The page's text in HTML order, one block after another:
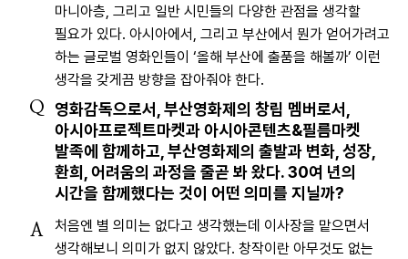
마니아층, 그리고 일반 시민들의 다양한 관점을 생각할
필요가 있다. 아시아에서, 그리고 부산에서 뭔가 얻어가려고
하는 글로벌 영화인들이 ‘올해 부산에 출품을 해볼까’ 이런
생각을 갖게끔 방향을 잡아줘야 한다.
Q 영화감독으로서, 부산영화제의 창립 멤버로서,
아시아프로젝트마켓과 아시아콘텐츠&필름마켓
발족에 함께하고, 부산영화제의 출발과 변화, 성장,
환희, 어려움의 과정을 줄곧 봐 왔다. 30여 년의
시간을 함께했다는 것이 어떤 의미를 지닐까?
A
처음엔 별 의미는 없다고 생각했는데 이사장을 맡으면서
생각해보니 의미가 없지 않았다. 창작이란 아무것도 없는